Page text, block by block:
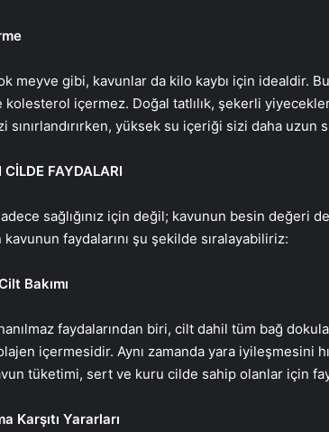
meyve gibi, kavunlar da kilo kaybı için idealdir.
kolesterol içermez. Doğal tatlılık, şekerli
sınırlandırırken, yüksek su içeriği sizi daha uzun
FAYDALARI
sağlığınız için değil; kavunun besin değeri
kavunun faydalarını şu şekilde sıralayabiliriz:
Bakımı
faydalarından biri, cilt dahil tüm bağ
içermesidir. Aynı zamanda yara iyileşmesini
tüketimi, sert ve kuru cilde sahip olanlar için
Karşıtı Yararları